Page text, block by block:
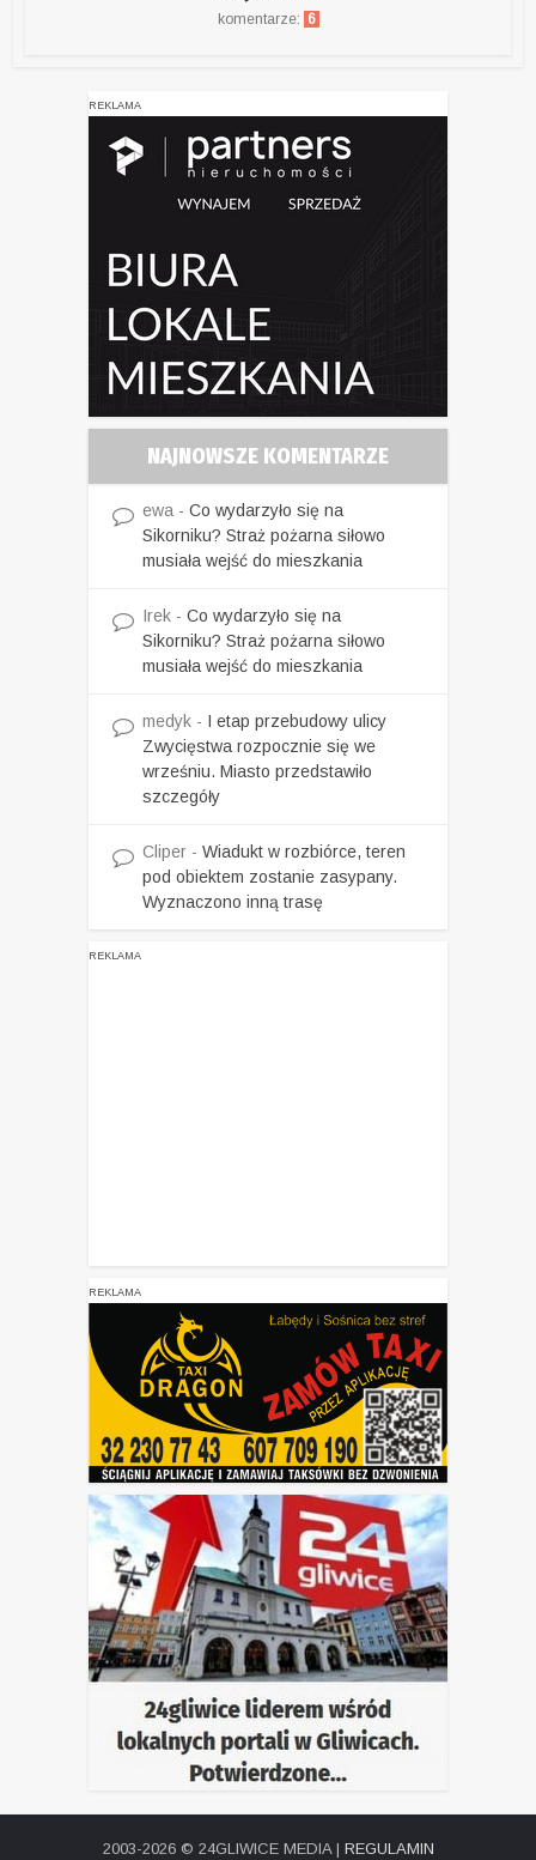
komentarze: 6
REKLAMA
NAJNOWSZE KOMENTARZE
ewa - Co wydarzyło się na
Sikorniku? Straż pożarna siłowo
musiała wejść do mieszkania
Irek - Co wydarzyło się na
Sikorniku? Straż pożarna siłowo
musiała wejść do mieszkania
medyk - I etap przebudowy ulicy
Zwycięstwa rozpocznie się we
wrześniu. Miasto przedstawiło
szczegóły
Cliper - Wiadukt w rozbiórce, teren
pod obiektem zostanie zasypany.
Wyznaczono inną trasę
REKLAMA
REKLAMA
2003-2026 © 24GLIWICE MEDIA | REGULAMIN